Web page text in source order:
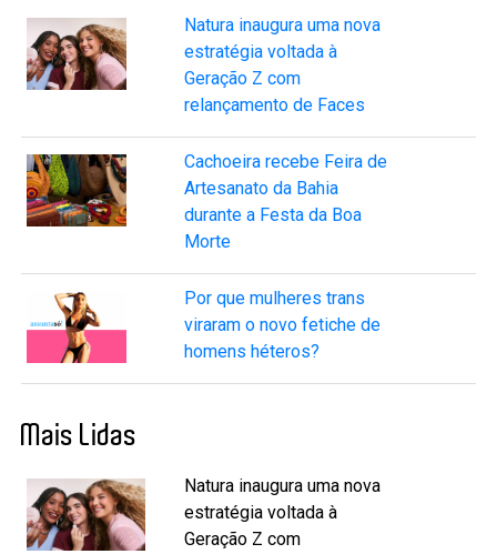
Natura inaugura uma nova
estratégia voltada à
Geração Z com
relançamento de Faces
Cachoeira recebe Feira de
Artesanato da Bahia
durante a Festa da Boa
Morte
Por que mulheres trans
viraram o novo fetiche de
homens héteros?
Mais Lidas
Natura inaugura uma nova
estratégia voltada à
Geração Z com